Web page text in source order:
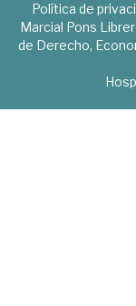
Política de
Marcial Pons
de Derecho,